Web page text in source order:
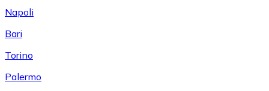
Napoli
Bari
Torino
Palermo